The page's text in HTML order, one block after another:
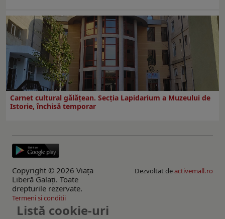
Carnet cultural gălăţean. Secţia Lapidarium a Muzeului de
Istorie, închisă temporar
Copyright © 2026 Viaţa
Liberă Galaţi. Toate
drepturile rezervate.
Dezvoltat deactivemall.ro
Termeni si conditii
Listă cookie-uri